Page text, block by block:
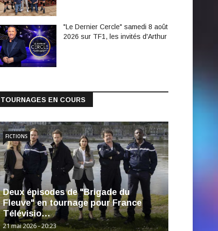
"Le Dernier Cercle" samedi 8 août
2026 sur TF1, les invités d'Arthur
TOURNAGES EN COURS
Deux épisodes de "Brigade du
Fleuve" en tournage pour France
Télévisio…
21 mai 2026 - 20:23
FICTIONS